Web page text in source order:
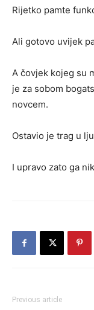
Rijetko pamte
Ali gotovo uvijek
A čovjek kojeg su
je za sobom
novcem.
Ostavio je trag u
I upravo zato ga
Previous article